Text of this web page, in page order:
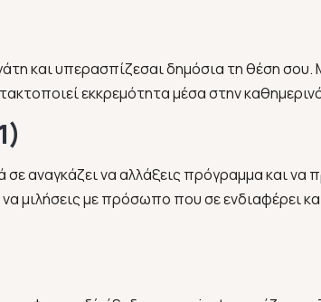
και υπερασπίζεσαι δημόσια τη θέση σου.
εκκρεμότητα μέσα στην
αναγκάζει να αλλάξεις πρόγραμμα και να
μιλήσεις με πρόσωπο που σε ενδιαφέρει